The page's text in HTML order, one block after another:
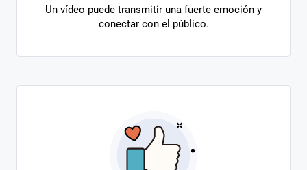
Un vídeo puede transmitir una fuerte emoción y
conectar con el público.